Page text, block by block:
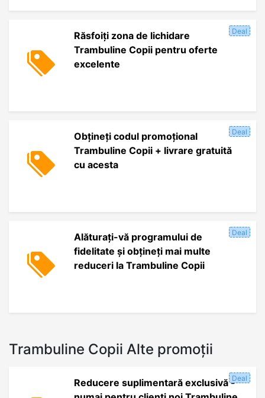
Deal
Răsfoiți zona de lichidare
Trambuline Copii pentru oferte
excelente
Deal
Obțineți codul promoțional
Trambuline Copii + livrare gratuită
cu acesta
Deal
Alăturați-vă programului de
fidelitate și obțineți mai multe
reduceri la Trambuline Copii
Trambuline Copii Alte promoții
Deal
Reducere suplimentară exclusivă -